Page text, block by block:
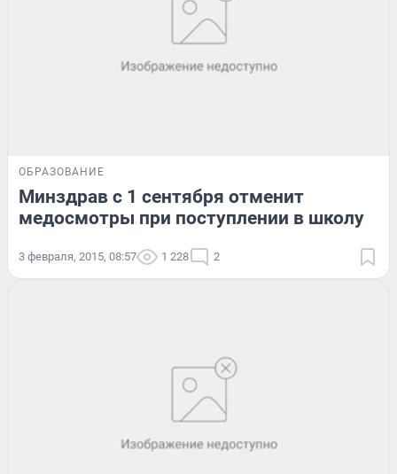
ОБРАЗОВАНИЕ
Минздрав с 1 сентября отменит
медосмотры при поступлении в школу
3 февраля, 2015, 08:57 1 228 2